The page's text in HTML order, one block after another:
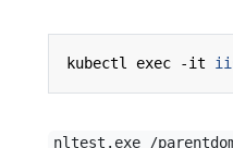
kubectl exec -it
nltest.exe /